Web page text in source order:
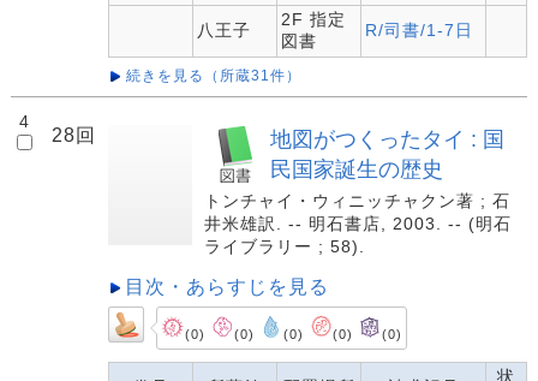
八王子
2F 指定
図書
R/司書/1-7日
続きを見る（所蔵31件）
4
28回
地図がつくったタイ : 国
民国家誕生の歴史
トンチャイ・ウィニッチャクン著 ; 石
井米雄訳. -- 明石書店, 2003. -- (明石
ライブラリー ; 58).
目次・あらすじを見る
(0) (0) (0) (0) (0)
状